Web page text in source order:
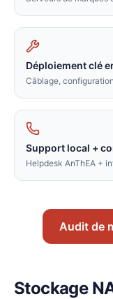
Déploiement clé
Câblage,
Support local +
Helpdesk AnThEA +
Audit de
Stockage